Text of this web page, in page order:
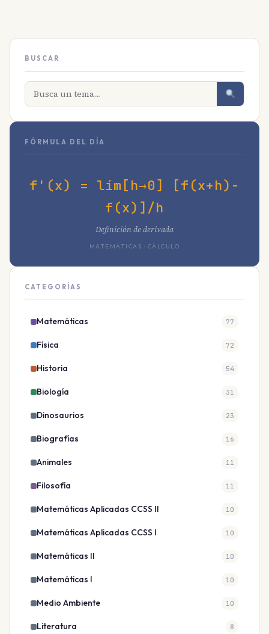
BUSCAR
FÓRMULA DEL DÍA
f'(x) = lím[h→0] [f(x+h)-
f(x)]/h
Definición de derivada
MATEMÁTICAS · CÁLCULO
CATEGORÍAS
Matemáticas 77
Física 72
Historia 54
Biología 31
Dinosaurios 23
Biografías 16
Animales 11
Filosofía 11
Matemáticas Aplicadas CCSS II 10
Matemáticas Aplicadas CCSS I 10
Matemáticas II 10
Matemáticas I 10
Medio Ambiente 10
Literatura 8